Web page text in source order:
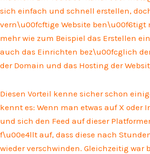
sich einfach und schnell erstellen,
vern\u00fcftige Website ben\u00f6tigt
mehr wie zum Beispiel das Erstellen
auch das Einrichten bez\u00fcglich
der Domain und das Hosting der
Diesen Vorteil kenne sicher schon
kennt es: Wenn man etwas auf X oder
und sich den Feed auf dieser
f\u00e4llt auf, dass diese nach
wieder verschwinden. Gleichzeitig war